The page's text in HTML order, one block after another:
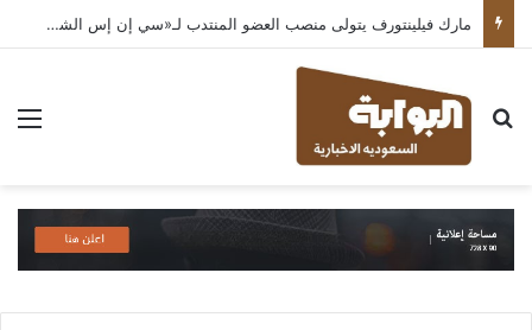
مارك فيلينتورف يتولى منصب العضو المنتدب لـ«سي إن إس الشرق الأوسط» ويشرف على شركات قطاع التكنولوجيا ضمن مجموعة غباش
بحث عن